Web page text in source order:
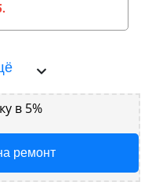
в 5%
ремонт